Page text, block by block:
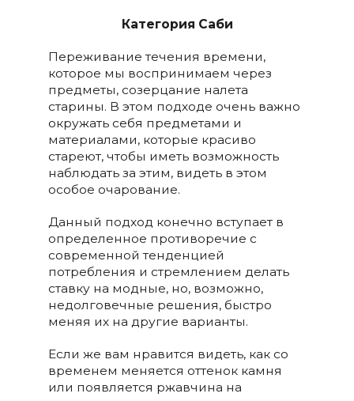
Категория Саби
Переживание течения времени,
которое мы воспринимаем через
предметы, созерцание налета
старины. В этом подходе очень важно
окружать себя предметами и
материалами, которые красиво
стареют, чтобы иметь возможность
наблюдать за этим, видеть в этом
особое очарование.
Данный подход конечно вступает в
определенное противоречие с
современной тенденцией
потребления и стремлением делать
ставку на модные, но, возможно,
недолговечные решения, быстро
меняя их на другие варианты.
Если же вам нравится видеть, как со
временем меняется оттенок камня
или появляется ржавчина на